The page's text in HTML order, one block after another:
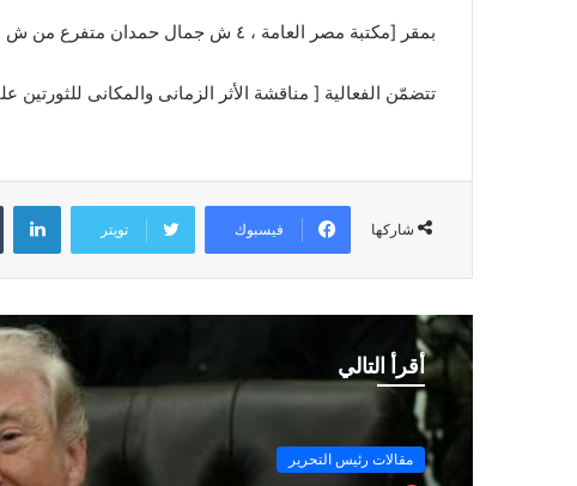
بمقر [مكتبة مصر العامة ، ٤ ش جمال حمدان متفرع من ش النيل بالدقى+ الجيزة ].
تتضمّن الفعالية [ مناقشة الأثر الزمانى والمكانى للثورتين
شاركها فيسبوك تويتر
أقرأ التالي
مقالات رئيس التحرير